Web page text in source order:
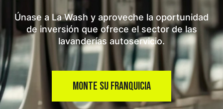
Únase a La Wash y aproveche la oportunidad
de inversión que ofrece el sector de las
lavanderías autoservicio.
MONTE SU FRANQUICIA